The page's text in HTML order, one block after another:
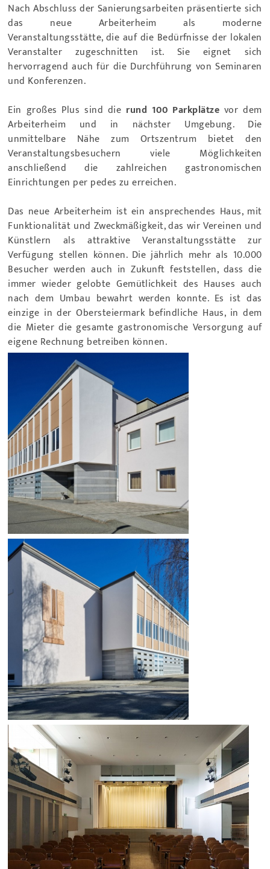
Nach Abschluss der Sanierungsarbeiten präsentierte sich
das neue Arbeiterheim als moderne
Veranstaltungsstätte, die auf die Bedürfnisse der lokalen
Veranstalter zugeschnitten ist. Sie eignet sich
hervorragend auch für die Durchführung von Seminaren
und Konferenzen.
Ein großes Plus sind die rund 100 Parkplätze vor dem
Arbeiterheim und in nächster Umgebung. Die
unmittelbare Nähe zum Ortszentrum bietet den
Veranstaltungsbesuchern viele Möglichkeiten
anschließend die zahlreichen gastronomischen
Einrichtungen per pedes zu erreichen.
Das neue Arbeiterheim ist ein ansprechendes Haus, mit
Funktionalität und Zweckmäßigkeit, das wir Vereinen und
Künstlern als attraktive Veranstaltungsstätte zur
Verfügung stellen können. Die jährlich mehr als 10.000
Besucher werden auch in Zukunft feststellen, dass die
immer wieder gelobte Gemütlichkeit des Hauses auch
nach dem Umbau bewahrt werden konnte. Es ist das
einzige in der Obersteiermark befindliche Haus, in dem
die Mieter die gesamte gastronomische Versorgung auf
eigene Rechnung betreiben können.